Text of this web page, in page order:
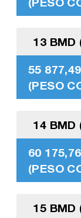
13 BMD
55
(PESO
14 BMD
60
(PESO
15 BMD